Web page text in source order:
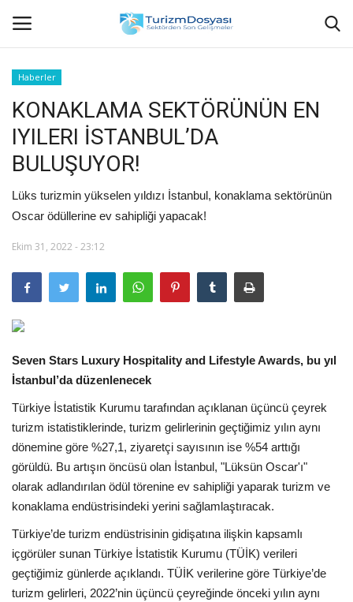
Anasayfa
Bize Ulaşın
Künye
KVKK Aydınlatma Metni
Araştırma - İnceleme
Lezzet Durakları
Röportajlar
Gezi - Yorum
Sizlerden Gelenler
Yorumlar
Haberler
KONAKLAMA SEKTÖRÜNÜN EN
IYILERI İSTANBUL’DA
BULUŞUYOR!
Lüks turizmin yükselen yıldızı İstanbul, konaklama sektörünün
Oscar ödüllerine ev sahipliği yapacak!
Ekim 31, 2022 - 23:12
Seven Stars Luxury Hospitality and Lifestyle Awards, bu yıl
İstanbul’da düzenlenecek
Türkiye İstatistik Kurumu tarafından açıklanan üçüncü çeyrek
turizm istatistiklerinde, turizm gelirlerinin geçtiğimiz yılın aynı
dönemine göre %27,1, ziyaretçi sayısının ise %54 arttığı
görüldü. Bu artışın öncüsü olan İstanbul, "Lüksün Oscar'ı"
olarak adlandırılan ödül törenine ev sahipliği yaparak turizm ve
konaklama endüstrisindeki yerini sağlamlaştıracak.
Türkiye’de turizm endüstrisinin gidişatına ilişkin kapsamlı
içgörüler sunan Türkiye İstatistik Kurumu (TÜİK) verileri
geçtiğimiz günlerde açıklandı. TÜİK verilerine göre Türkiye’de
turizm gelirleri, 2022’nin üçüncü çeyreğinde önceki yılın aynı